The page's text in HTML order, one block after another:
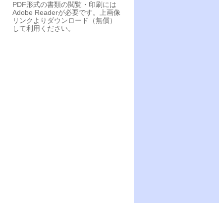
PDF形式の書類の閲覧・印刷には
Adobe Readerが必要です。上画像
リンクよりダウンロード（無償）
して利用ください。